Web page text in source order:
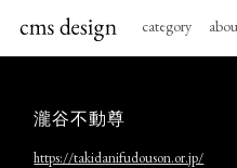
category
瀧谷不動尊
https://takidanifudouson.or.jp/